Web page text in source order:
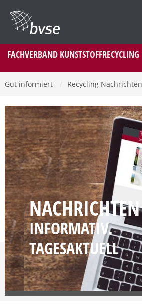
FACHVERBAND KUNSTSTOFFRECYCLING
Gut informiert Recycling Nachrichten
NACHRICHTEN
INFORMATIV.
TAGESAKTUELL